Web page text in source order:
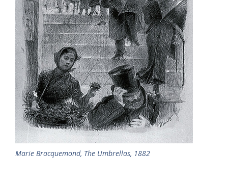
Marie Bracquemond, The Umbrellas, 1882